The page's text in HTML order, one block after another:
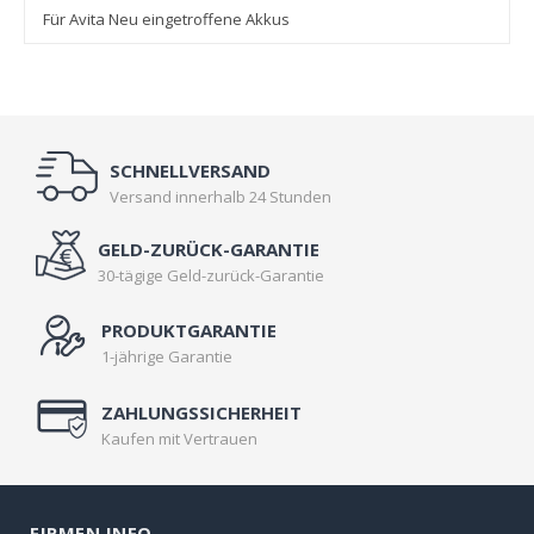
Für Avita Neu eingetroffene Akkus
SCHNELLVERSAND
Versand innerhalb 24 Stunden
GELD-ZURÜCK-GARANTIE
30-tägige Geld-zurück-Garantie
PRODUKTGARANTIE
1-jährige Garantie
ZAHLUNGSSICHERHEIT
Kaufen mit Vertrauen